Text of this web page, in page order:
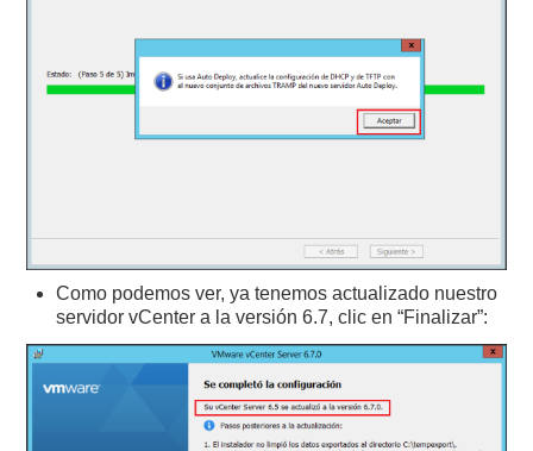
Como podemos ver, ya tenemos actualizado nuestro
servidor vCenter a la versión 6.7, clic en “Finalizar”: